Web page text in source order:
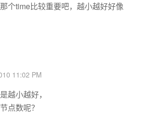
个time比较重要吧，越小越好好像
11:02 PM
越小越好，
点数呢？